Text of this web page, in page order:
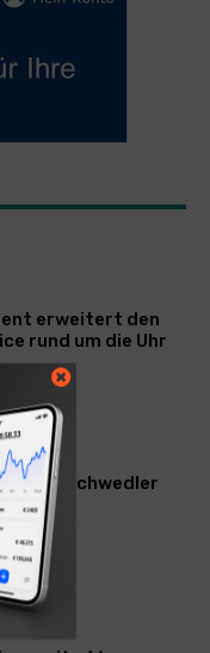
erweitert den
rund um die Uhr
Schwedler